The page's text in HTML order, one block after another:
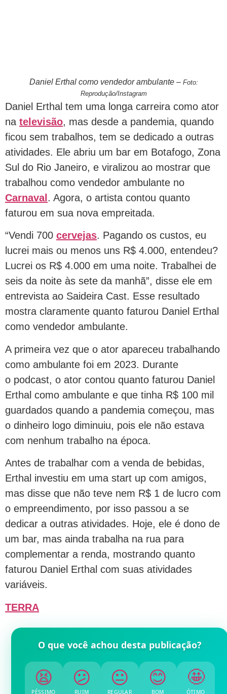
Daniel Erthal como vendedor ambulante – Foto:
Reprodução/Instagram
Daniel Erthal tem uma longa carreira como ator
na televisão, mas desde a pandemia, quando
ficou sem trabalhos, tem se dedicado a outras
atividades. Ele abriu um bar em Botafogo, Zona
Sul do Rio Janeiro, e viralizou ao mostrar que
trabalhou como vendedor ambulante no
Carnaval . Agora, o artista contou quanto
faturou em sua nova empreitada.
“Vendi 700 cervejas. Pagando os custos, eu
lucrei mais ou menos uns R$ 4.000, entendeu?
Lucrei os R$ 4.000 em uma noite. Trabalhei de
seis da noite às sete da manhã”, disse ele em
entrevista ao Saideira Cast. Esse resultado
mostra claramente quanto faturou Daniel Erthal
como vendedor ambulante.
A primeira vez que o ator apareceu trabalhando
como ambulante foi em 2023. Durante
o podcast, o ator contou quanto faturou Daniel
Erthal como ambulante e que tinha R$ 100 mil
guardados quando a pandemia começou, mas
o dinheiro logo diminuiu, pois ele não estava
com nenhum trabalho na época.
Antes de trabalhar com a venda de bebidas,
Erthal investiu em uma start up com amigos,
mas disse que não teve nem R$ 1 de lucro com
o empreendimento, por isso passou a se
dedicar a outras atividades. Hoje, ele é dono de
um bar, mas ainda trabalha na rua para
complementar a renda, mostrando quanto
faturou Daniel Erthal com suas atividades
variáveis.
TERRA
O que você achou desta publicação?
😫
PÉSSIMO
😕
RUIM
😐
REGULAR
😊
BOM
🤩
ÓTIMO